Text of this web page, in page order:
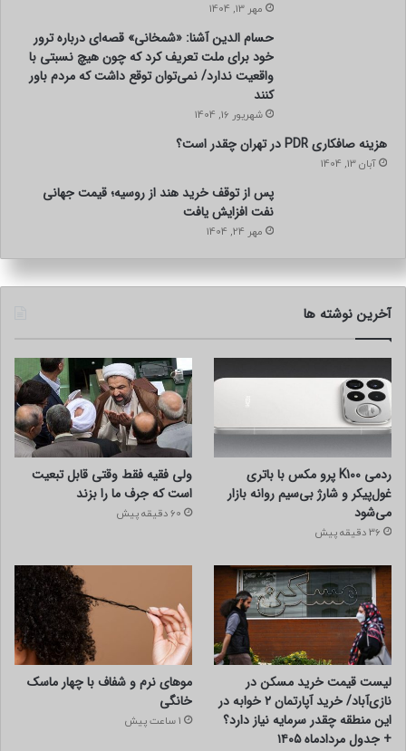
مهر 13, 1404
حسام الدین آشنا: «شمخانی» قصه‌ای درباره ترور
خود برای ملت تعریف کرد که چون هیچ نسبتی با
واقعیت ندارد/ نمی‌توان توقع داشت که مردم باور
کنند
شهریور 16, 1404
هزینه صافکاری PDR در تهران چقدر است؟
آبان 13, 1404
پس از توقف خرید هند از روسیه؛ قیمت جهانی
نفت افزایش یافت
مهر 24, 1404
آخرین نوشته ها
ردمی K100 پرو مکس با باتری
غول‌پیکر و شارژ بی‌سیم روانه بازار
می‌شود
36 دقیقه پیش
ولی فقیه فقط وقتی قابل تبعیت
است که جرف ما را بزند
60 دقیقه پیش
لیست قیمت خرید مسکن در
نازی‌آباد/ خرید آپارتمان ۲ خوابه در
این منطقه چقدر سرمایه نیاز دارد؟
+ جدول مردادماه ۱۴۰۵
موهای نرم و شفاف با چهار ماسک
خانگی
1 ساعت پیش